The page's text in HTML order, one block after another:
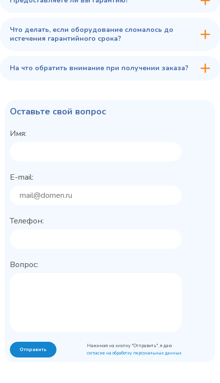
Что делать, если оборудование сломалось до
истечения гарантийного срока?
На что обратить внимание при получении заказа?
Оставьте свой вопрос
Имя:
E-mail:
Телефон:
Вопрос:
Отправить
Нажимая на кнопку "Отправить", я даю
согласие на обработку персональных данных